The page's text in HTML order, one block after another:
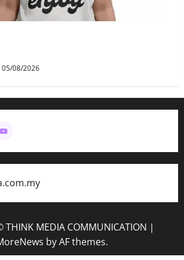
05/08/2026
MEDIA COMMUNICATION |
by AF themes.